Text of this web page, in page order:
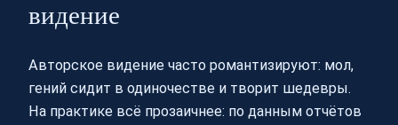
видение
Авторское видение часто романтизируют: мол,
гений сидит в одиночестве и творит шедевры.
На практике всё прозаичнее: по данным отчётов